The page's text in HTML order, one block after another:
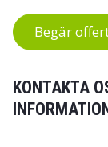
Begär
KONTAKTA